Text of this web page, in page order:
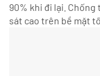
90% khi đi lại. Chống
sát cao trên bề mặt